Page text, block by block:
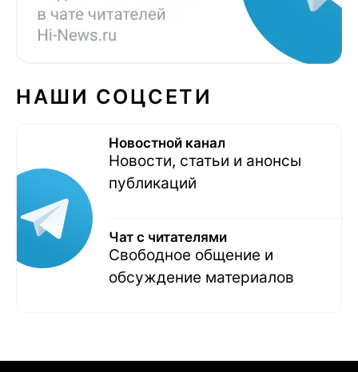
НАШИ СОЦСЕТИ
Новостной канал
Новости, статьи и анонсы
публикаций
Чат с читателями
Свободное общение и
обсуждение материалов